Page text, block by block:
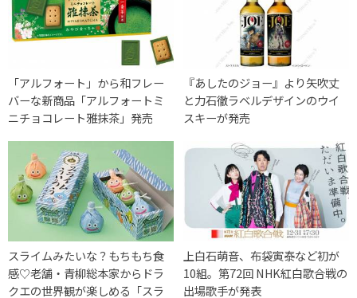
「アルフォート」から和フレー
バーな新商品「アルフォートミ
ニチョコレート雅抹茶」発売
『あしたのジョー』より矢吹丈
と力石徹ラベルデザインのウイ
スキーが発売
スライムみたいな？もちもち食
感♡老舗・青柳総本家からドラ
クエの世界観が楽しめる「スラ
上白石萌音、布袋寅泰など初が
10組。第72回 NHK紅白歌合戦の
出場歌手が発表